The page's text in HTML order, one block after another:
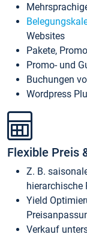
Websites
Pakete,
Promo- und
Buchungen
Wordpress
Flexible Preis
Z. B.
hierarchische
Yield
Verkauf